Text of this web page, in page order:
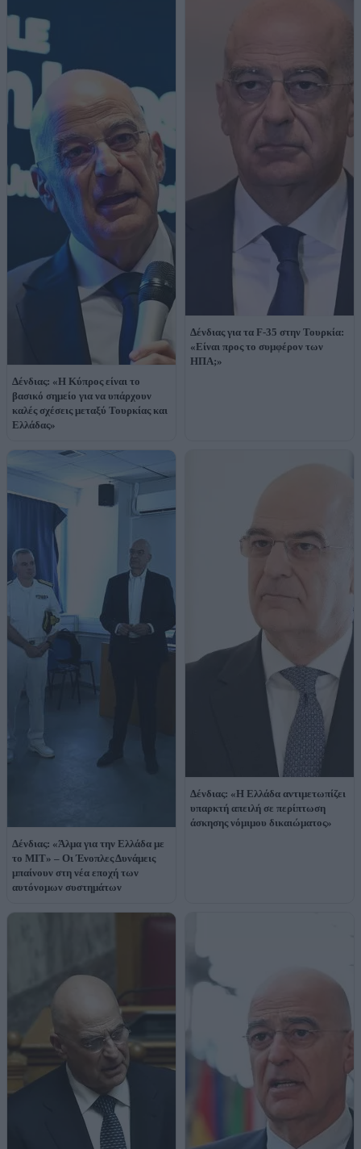
Δένδιας: «Η Κύπρος είναι το
βασικό σημείο για να υπάρχουν
καλές σχέσεις μεταξύ Τουρκίας και
Ελλάδας»
Δένδιας για τα F-35 στην Τουρκία:
«Είναι προς το συμφέρον των
ΗΠΑ;»
Δένδιας: «Άλμα για την Ελλάδα με
το MIT» – Οι Ένοπλες Δυνάμεις
μπαίνουν στη νέα εποχή των
αυτόνομων συστημάτων
Δένδιας: «Η Ελλάδα αντιμετωπίζει
υπαρκτή απειλή σε περίπτωση
άσκησης νόμιμου δικαιώματος»